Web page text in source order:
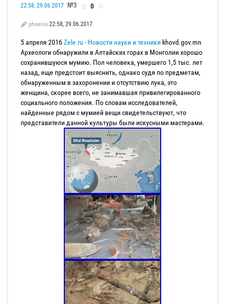
22:58, 29.06.2017 №3 0
phoenix 22:58, 29.06.2017
5 апреля 2016Zele.ru - Новости науки и техникиkhovd.gov.mn
Археологи обнаружили в Алтайских горах в Монголии хорошо
сохранившуюся мумию. Пол человека, умершего 1,5 тыс. лет
назад, еще предстоит выяснить, однако судя по предметам,
обнаруженным в захоронении и отсутствию лука, это
женщина, скорее всего, не занимавшая привилегированного
социального положения. По словам исследователей,
найденные рядом с мумией вещи свидетельствуют, что
представители данной культуры были искусными мастерами.